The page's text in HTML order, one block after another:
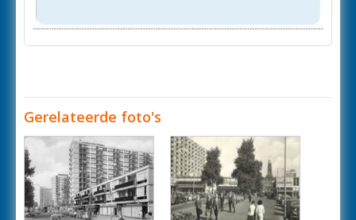
Gerelateerde foto's